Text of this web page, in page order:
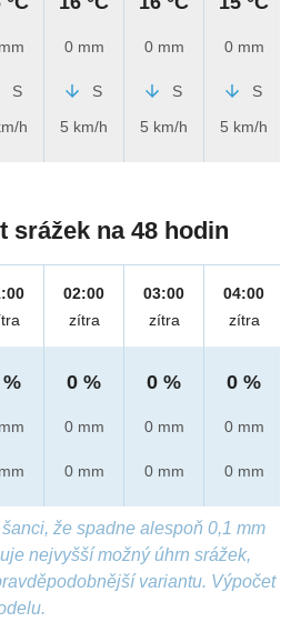
S
h
0 mm
S
5 km/h
0 mm
S
5 km/h
0 mm
S
5 km/h
srážek na 48 hodin
02:00
zítra
0 %
0 mm
0 mm
03:00
zítra
0 %
0 mm
0 mm
04:00
zítra
0 %
0 mm
0 mm
že spadne alespoň 0,1 mm
nejvyšší možný úhrn srážek,
variantu. Výpočet